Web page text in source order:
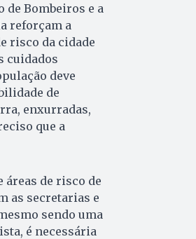
de Bombeiros e a
reforçam a
risco da cidade
cuidados
deve
de
enxurradas,
que a
áreas de risco de
as secretarias e
sendo uma
é necessária